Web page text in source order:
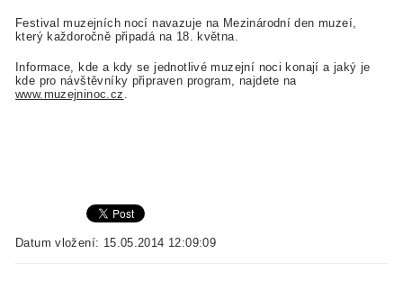
Festival muzejních nocí navazuje na Mezinárodní den muzeí,
který každoročně připadá na 18. května.
Informace, kde a kdy se jednotlivé muzejní noci konají a jaký je
kde pro návštěvníky připraven program, najdete na
www.muzejninoc.cz .
Datum vložení: 15.05.2014 12:09:09